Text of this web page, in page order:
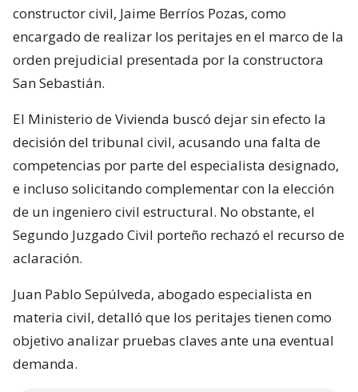
constructor civil, Jaime Berríos Pozas, como
encargado de realizar los peritajes en el marco de la
orden prejudicial presentada por la constructora
San Sebastián.
El Ministerio de Vivienda buscó dejar sin efecto la
decisión del tribunal civil, acusando una falta de
competencias por parte del especialista designado,
e incluso solicitando complementar con la elección
de un ingeniero civil estructural. No obstante, el
Segundo Juzgado Civil porteño rechazó el recurso de
aclaración.
Juan Pablo Sepúlveda, abogado especialista en
materia civil, detalló que los peritajes tienen como
objetivo analizar pruebas claves ante una eventual
demanda.